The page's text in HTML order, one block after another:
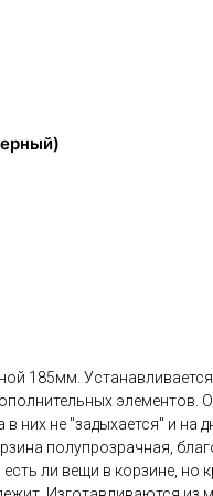
185мм.
элементов.
них не "задыхается" и на
полупрозрачная,
есть ли вещи в корзине, но